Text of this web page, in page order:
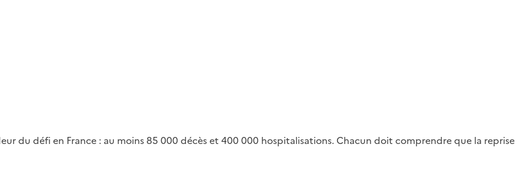
du défi en France : au moins 85 000 décès et 400 000 hospitalisations. Chacun doit comprendre que la reprise